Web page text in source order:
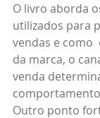
O livro aborda
utilizados para
vendas e como
da marca, o
venda
Outro ponto